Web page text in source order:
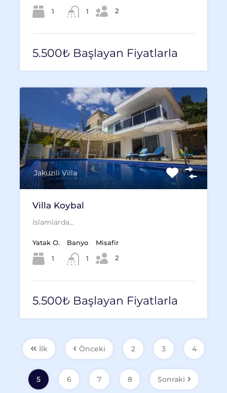
1
1
2
5.500₺ Başlayan Fiyatlarla
Jakuzili Villa
Villa Koybal
İslamlarda…
Yatak O.
1
Banyo
1
Misafir
2
5.500₺ Başlayan Fiyatlarla
İlk Önceki 2 3 4
5 6 7 8 Sonraki